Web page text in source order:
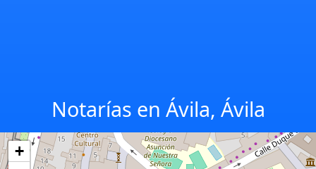
Notarías en Ávila, Ávila
+